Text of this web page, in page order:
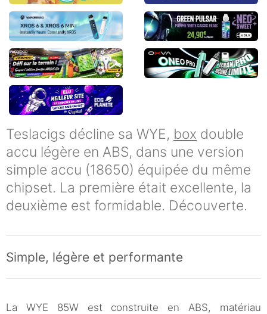
Teslacigs décline sa WYE, box double
accu légère en ABS, dans une version
simple accu (18650) équipée du même
chipset. La première était excellente, la
deuxième est formidable. Découverte.
Simple, légère et performante
La WYE 85W est construite en ABS, matériau